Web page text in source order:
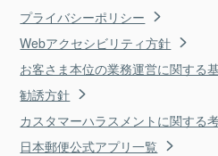
プライバシーポリシー
Webアクセシビリティ方針
お客さま本位の業務運営に関する
勧誘方針
カスタマーハラスメントに関する
日本郵便公式アプリ一覧